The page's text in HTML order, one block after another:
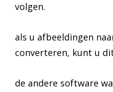
volgen.
als u afbeeldingen
converteren, kunt u
de andere software